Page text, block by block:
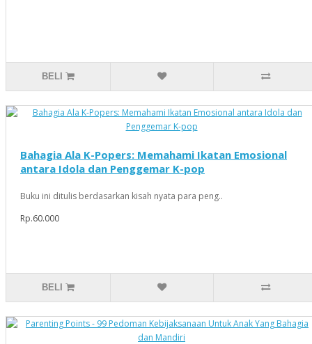
BELI
Bahagia Ala K-Popers: Memahami Ikatan Emosional
antara Idola dan Penggemar K-pop
Buku ini ditulis berdasarkan kisah nyata para peng..
Rp.60.000
BELI